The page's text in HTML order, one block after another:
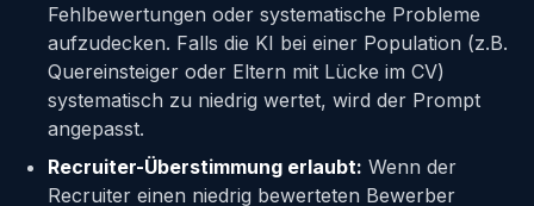
Fehlbewertungen oder systematische Probleme
aufzudecken. Falls die KI bei einer Population (z.B.
Quereinsteiger oder Eltern mit Lücke im CV)
systematisch zu niedrig wertet, wird der Prompt
angepasst.
Recruiter-Überstimmung erlaubt: Wenn der
Recruiter einen niedrig bewerteten Bewerber